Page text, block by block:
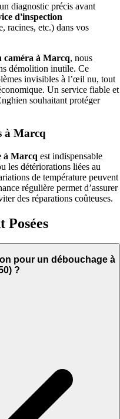
diagnostic précis avant
d'inspection
racines, etc.) dans vos
caméra à Marcq, nous
démolition inutile. Ce
invisibles à l’œil nu, tout
Un service fiable et
souhaitant protéger
à Marcq
à Marcq est indispensable
les détériorations liées au
de température peuvent
régulière permet d’assurer
des réparations coûteuses.
Posées
pour un débouchage à
?